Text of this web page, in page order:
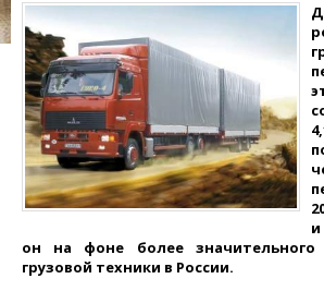
он на фоне более
грузовой техники в России.